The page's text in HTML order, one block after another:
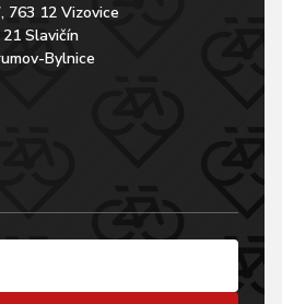
763 12 Vizovice
Slavičín
Bylnice